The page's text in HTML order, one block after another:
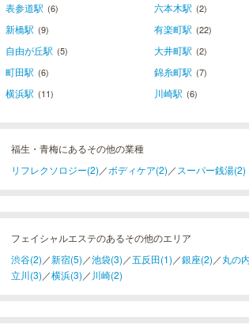
表参道駅 (6) 六本木駅 (2)
新橋駅 (9) 有楽町駅 (22)
自由が丘駅 (5) 大井町駅 (2)
町田駅 (6) 錦糸町駅 (7)
横浜駅 (11) 川崎駅 (6)
福生・青梅にあるその他の業種
リフレクソロジー(2) ／ボディケア(2) ／ スーパー銭湯(2)
フェイシャルエステのあるその他のエリア
渋谷(2) ／新宿(5) ／池袋(3) ／五反田(1) ／銀座(2) ／丸の
立川(3) ／横浜(3) ／ 川崎(2)